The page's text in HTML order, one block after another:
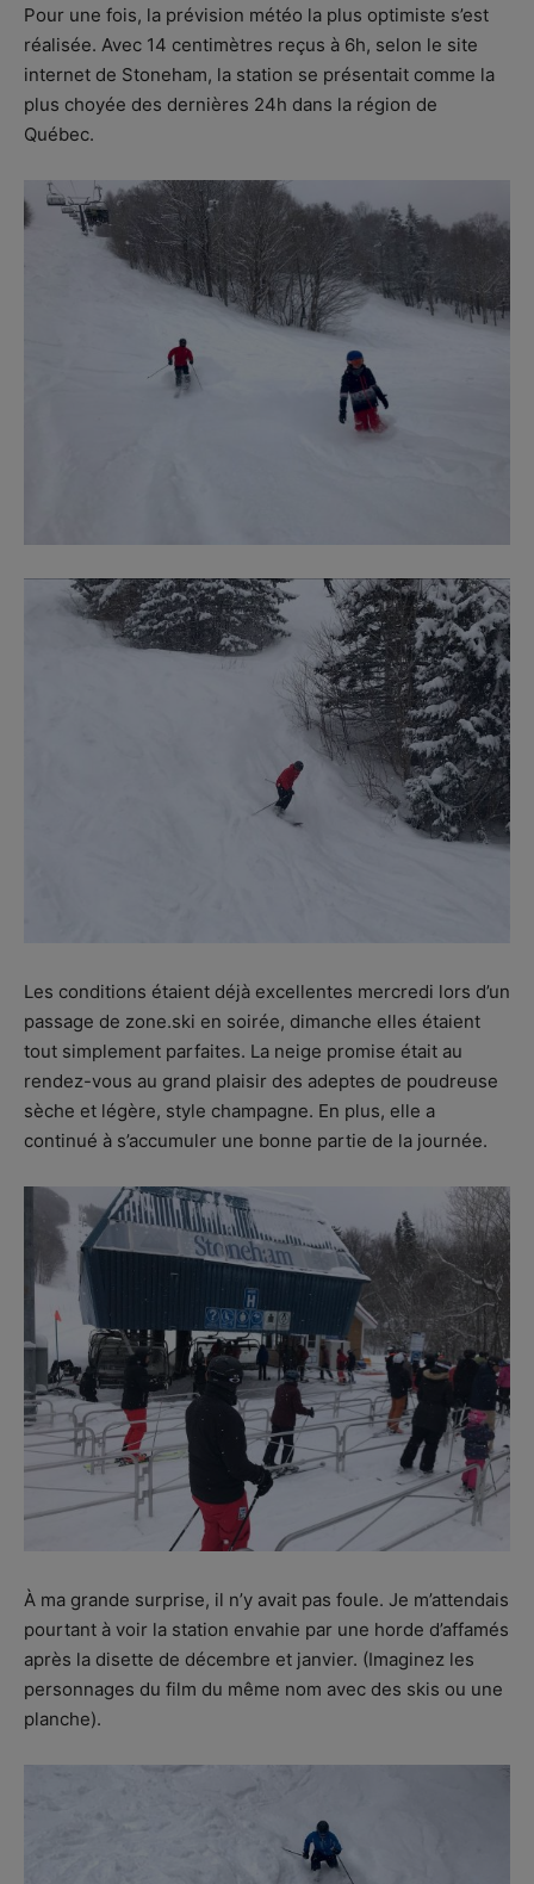
Pour une fois, la prévision météo la plus optimiste s’est
réalisée. Avec 14 centimètres reçus à 6h, selon le site
internet de Stoneham, la station se présentait comme la
plus choyée des dernières 24h dans la région de
Québec.
Les conditions étaient déjà excellentes mercredi lors d’un
passage de zone.ski en soirée, dimanche elles étaient
tout simplement parfaites. La neige promise était au
rendez-vous au grand plaisir des adeptes de poudreuse
sèche et légère, style champagne. En plus, elle a
continué à s’accumuler une bonne partie de la journée.
À ma grande surprise, il n’y avait pas foule. Je m’attendais
pourtant à voir la station envahie par une horde d’affamés
après la disette de décembre et janvier. (Imaginez les
personnages du film du même nom avec des skis ou une
planche).